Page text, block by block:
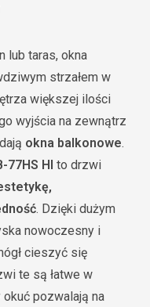
lub taras, okna
strzałem w
większej ilości
wyjścia na zewnątrz
okna balkonowe.
77HS HI to drzwi
. Dzięki dużym
nowoczesny i
cieszyć się
te są łatwe w
pozwalają na